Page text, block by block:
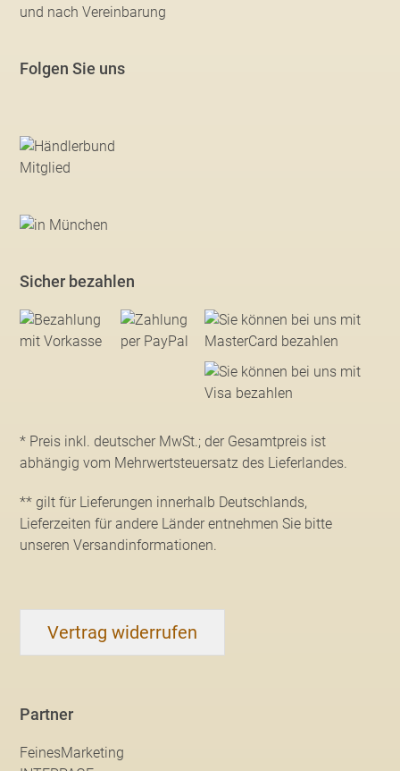
und nach Vereinbarung
Folgen Sie uns
Sicher bezahlen
* Preis inkl. deutscher MwSt.; der Gesamtpreis ist
abhängig vom Mehrwertsteuersatz des Lieferlandes.
** gilt für Lieferungen innerhalb Deutschlands,
Lieferzeiten für andere Länder entnehmen Sie bitte
unseren Versandinformationen.
Vertrag widerrufen
Partner
FeinesMarketing